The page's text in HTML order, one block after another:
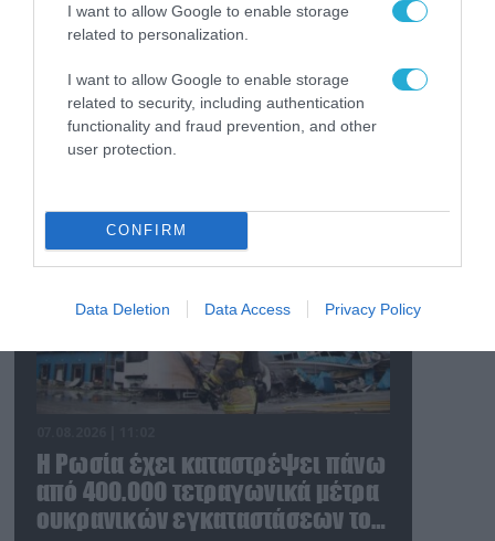
I want to allow Google to enable storage
related to personalization.
I want to allow Google to enable storage
related to security, including authentication
functionality and fraud prevention, and other
user protection.
CONFIRM
Data Deletion Data Access Privacy Policy
Ο Τ.Κερκ έκανε μια παρουσίαση όταν ακούστηκαν
πυροβολισμοί
FOCUS ON
Η Ρωσία έχει καταστρέψει πάνω
από 400.000 τετραγωνικά μέτρα
ουκρανικών εγκαταστάσεων τον